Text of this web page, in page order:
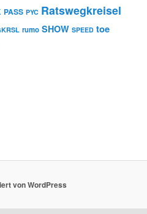
PASS PYC Ratswegkreisel
rumo SHOW SPEED toe
von WordPress